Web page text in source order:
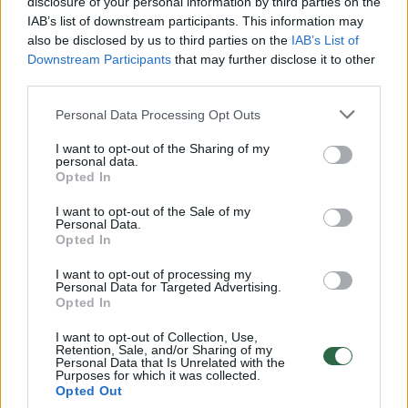
IAB’s list of downstream participants. This information may
also be disclosed by us to third parties on the IAB’s List of
Downstream Participants that may further disclose it to other
Personal Data Processing Opt Outs
I want to opt-out of the Sharing of my
personal data.
Opted In
I want to opt-out of the Sale of my
Personal Data.
Opted In
I want to opt-out of processing my
Personal Data for Targeted Advertising.
Opted In
I want to opt-out of Collection, Use,
Retention, Sale, and/or Sharing of my
Personal Data that Is Unrelated with the
Purposes for which it was collected.
Opted Out
00:00:49
Pateikė daugiau detalių apie iš tėvų paimtus šešis
vaikus: jiems kilusi grėsmė
Vaizdai iš tragiškos avarijos Vilniaus r.: dviejų moterų ir
vaiko gyvybių išgelbėti nepavyko
vaizdas pribloškia
Žinios | Lietuvos diena
00:02:01
„Pagarba pirmajai premjerei“: pasidalijo jautriais
prisiminimais apie Kazimierą Prunskienę